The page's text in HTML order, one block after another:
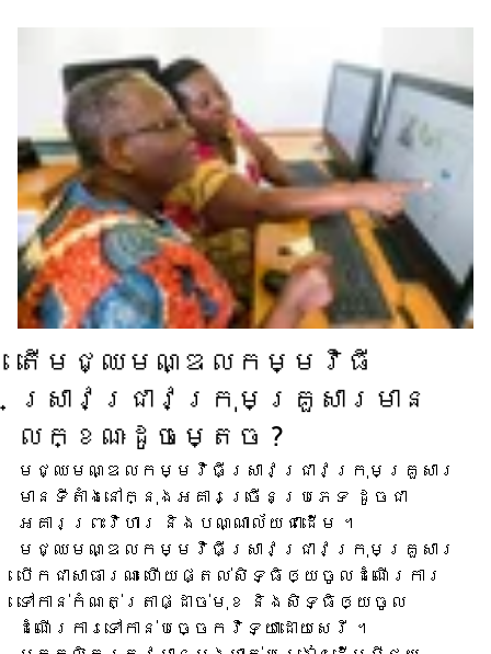
តើ​មជ្ឈមណ្ឌល​កម្មវិធី​
ស្រាវជ្រាវ​ក្រុមគ្រួសារ​មាន​
លក្ខណៈ​ដូចម្តេច ?
មជ្ឈមណ្ឌល​កម្មវិធី​ស្រាវជ្រាវ​ក្រុមគ្រួសារ​
មាន​ទីតាំង​នៅក្នុង​អគារ​ច្រើន​ប្រភេទ ដូចជា​
អគារ​ព្រះវិហារ និង​បណ្ណាល័យ​ជាដើម ។
មជ្ឈមណ្ឌល​កម្មវិធី​ស្រាវជ្រាវ​ក្រុមគ្រួសារ​
បើក​ជា​សាធារណៈ ហើយ​ផ្តល់​សិទ្ធិ​ឲ្យ​ចូល​ដំណើរការ​
ទៅកាន់​កំណត់ត្រា​ផ្ដាច់មុខ និង​សិទ្ធិ​ឲ្យ​ចូល​
ដំណើរការ​ទៅ​កាន់​បច្ចេកវិទ្យា​ដោយសេរី ។